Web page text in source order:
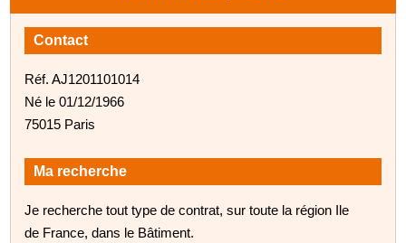
Contact
Réf. AJ1201101014
Né le 01/12/1966
75015 Paris
Ma recherche
Je recherche tout type de contrat, sur toute la région Ile
de France, dans le Bâtiment.